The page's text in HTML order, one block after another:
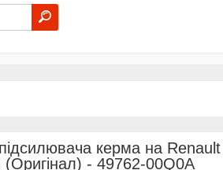
керма на
- 49762-00Q0A